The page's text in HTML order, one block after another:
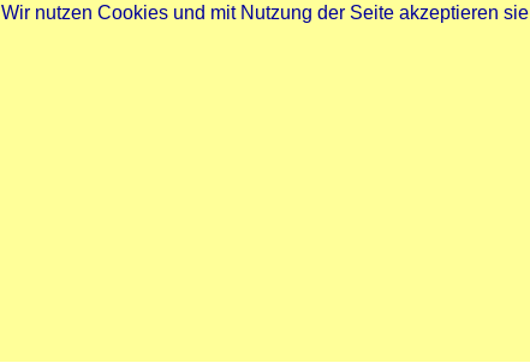
Wir nutzen Cookies und mit Nutzung der Seite akzeptieren